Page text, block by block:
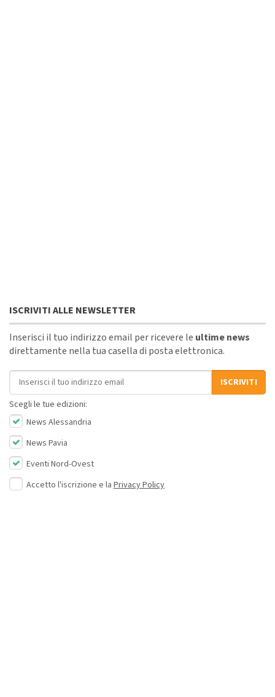
ISCRIVITI ALLE NEWSLETTER
Inserisci il tuo indirizzo email per ricevere le ultime news
direttamente nella tua casella di posta elettronica.
Indirizzo email
ISCRIVITI
Scegli le tue edizioni:
News Alessandria
News Pavia
Eventi Nord-Ovest
Accetto l'iscrizione e la Privacy Policy